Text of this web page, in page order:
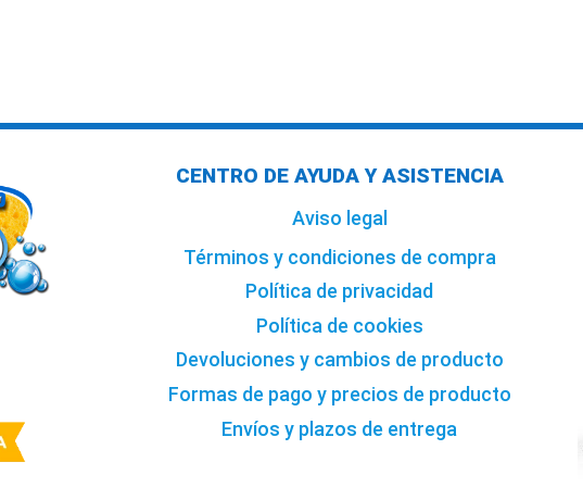
CENTRO DE AYUDA Y ASISTENCIA
Aviso legal
Términos y condiciones de compra
Política de privacidad
Política de cookies
Devoluciones y cambios de producto
Formas de pago y precios de producto
Envíos y plazos de entrega